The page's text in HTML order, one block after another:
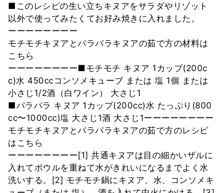
■このレシピの生い立ちキヌアをサラダやリゾット
以外で使ってみたくてお好み焼きに入れました。
ーーーーーーーー
モチモチキヌアとパラパラキヌアの茹で方の材料は
こちら
ーーーーーーーー■モチモチ キヌア 1カップ(200c
c)水 450ccコンソメキューブ または 塩 1個 または
小さじ1/2酒（白ワイン） 大さじ1
■パラパラ キヌア 1カップ(200cc)水 たっぷり(800
cc〜1000cc)塩 大さじ1酒 大さじ1ーーーーーーーー
モチモチキヌアとパラパラキヌアの茹で方のレシピ
はこちら
ーーーーーーーー[1] 共通キヌアは目の細かいザルに
入れてボウルを重ねて水がきれいになるまでよく水
洗いする。[2] モチモチ鍋にキヌア、水、コンソメキ